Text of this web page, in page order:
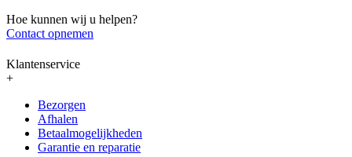
Hoe kunnen wij u helpen?
Contact opnemen
Klantenservice
+
Bezorgen
Afhalen
Betaalmogelijkheden
Garantie en reparatie